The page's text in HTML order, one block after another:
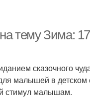
тему Зима:
сказочного
малышей в детском
стимул малышам.